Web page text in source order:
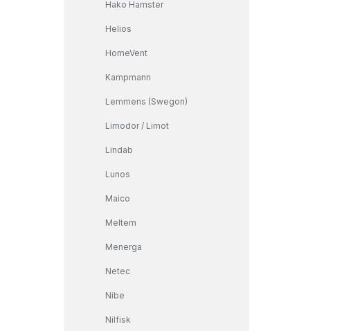
Hako Hamster
Helios
HomeVent
Kampmann
Lemmens (Swegon)
Limodor / Limot
Lindab
Lunos
Maico
Meltem
Menerga
Netec
Nibe
Nilfisk